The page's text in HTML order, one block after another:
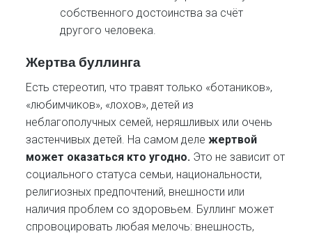
собственного достоинства за счёт
другого человека.
Жертва буллинга
Есть стереотип, что травят только «ботаников»,
«любимчиков», «лохов», детей из
неблагополучных семей, неряшливых или очень
застенчивых детей. На самом дележертвой
может оказаться кто угодно. Это не зависит от
социального статуса семьи, национальности,
религиозных предпочтений, внешности или
наличия проблем со здоровьем. Буллинг может
спровоцировать любая мелочь: внешность,